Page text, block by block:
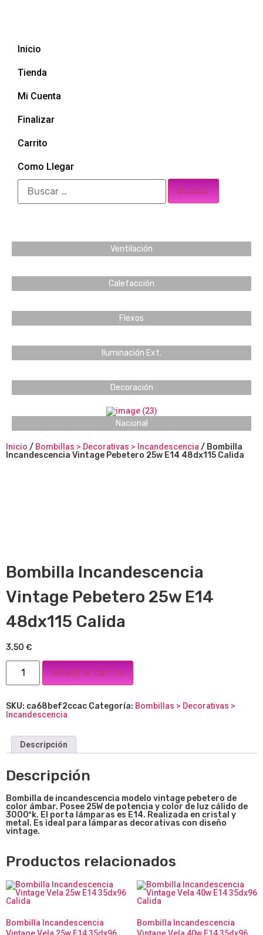
Inicio
Tienda
Mi Cuenta
Finalizar
Carrito
Como Llegar
Ventilación
Calefacción
Flexos
Iluminación Ext.
Decoración
Nacional
Inicio / Bombillas > Decorativas > Incandescencia/ Bombilla
Incandescencia Vintage Pebetero 25w E14 48dx115 Calida
Bombilla Incandescencia
Vintage Pebetero 25w E14
48dx115 Calida
3,50 €
Añadir al carrito
SKU: ca68bef2ccac Categoría: Bombillas > Decorativas >
Incandescencia
Descripción
Descripción
Bombilla de incandescencia modelo vintage pebetero de
color ámbar. Posee 25W de potencia y color de luz cálido de
3000ºk. El porta lámparas es E14. Realizada en cristal y
metal. Es ideal para lámparas decorativas con diseño
vintage.
Productos relacionados
Bombilla Incandescencia
Bombilla Incandescencia